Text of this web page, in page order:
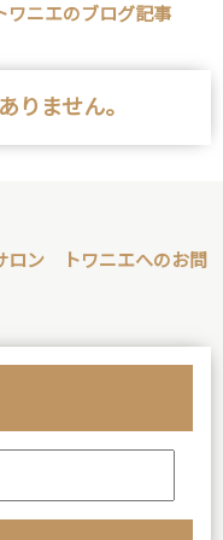
ニエのブログ記事
りません。
ロン トワニエへのお問